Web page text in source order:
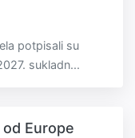
potpisali su
sukladn...
Europe